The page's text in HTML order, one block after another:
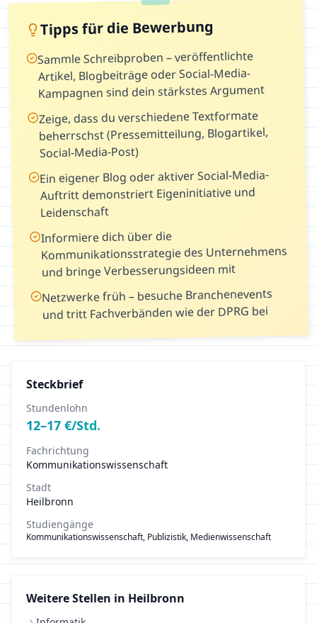
Tipps für die Bewerbung
Sammle Schreibproben – veröffentlichte
Artikel, Blogbeiträge oder Social-Media-
Kampagnen sind dein stärkstes Argument
Zeige, dass du verschiedene Textformate
beherrschst (Pressemitteilung, Blogartikel,
Social-Media-Post)
Ein eigener Blog oder aktiver Social-Media-
Auftritt demonstriert Eigeninitiative und
Leidenschaft
Informiere dich über die
Kommunikationsstrategie des Unternehmens
und bringe Verbesserungsideen mit
Netzwerke früh – besuche Branchenevents
und tritt Fachverbänden wie der DPRG bei
Steckbrief
Stundenlohn
12–17 €/Std.
Fachrichtung
Kommunikationswissenschaft
Stadt
Heilbronn
Studiengänge
Kommunikationswissenschaft, Publizistik, Medienwissenschaft
Weitere Stellen in Heilbronn